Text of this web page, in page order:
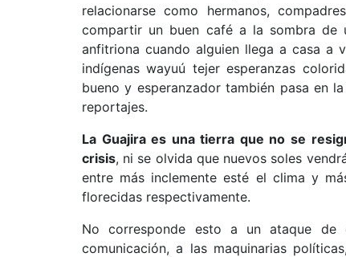
relacionarse como hermanos,
compartir un buen café a la sombra de
anfitriona cuando alguien llega a casa a
indígenas wayuú tejer esperanzas
bueno y esperanzador también pasa en
reportajes.
La Guajira es una tierra que no se
crisis, ni se olvida que nuevos soles
entre más inclemente esté el clima y
florecidas respectivamente.
No corresponde esto a un ataque
comunicación, a las maquinarias